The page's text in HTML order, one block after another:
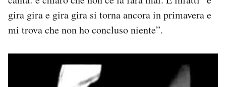
gira gira e gira gira si torna ancora in primavera e
mi trova che non ho concluso niente”.